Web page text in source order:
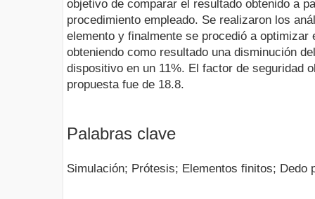
objetivo de comparar el resultado obtenido a
procedimiento empleado. Se realizaron los
elemento y finalmente se procedió a optimizar
obteniendo como resultado una disminución
dispositivo en un 11%. El factor de seguridad
propuesta fue de 18.8.
Palabras clave
Simulación; Prótesis; Elementos finitos; Dedo